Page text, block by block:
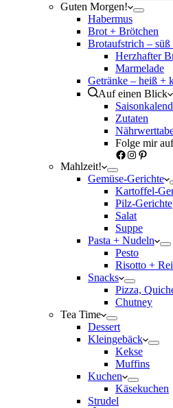
Guten Morgen!
Habermus
Brot + Brötchen
Brotaufstrich – süß
Herzhafter
Marmelade
Getränke – heiß +
Auf einen Blick
Zutaten
Folge mir
Facebook
Instagram
Pinterest
Mahlzeit!
Gemüse-Gerichte
Kartoffel-
Pilz-Gerichte
Salat
Suppe
Pasta + Nudeln
Pesto
Risotto +
Snacks
Pizza,
Chutney
Tea Time
Dessert
Kleingebäck
Kekse
Muffins
Kuchen
Käsekuchen
Strudel